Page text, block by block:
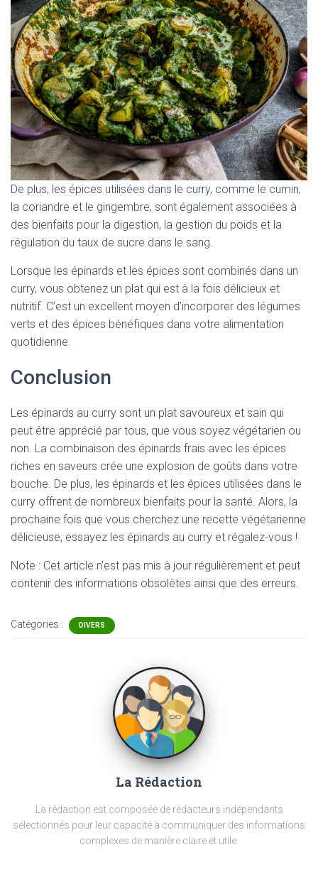
De plus, les épices utilisées dans le curry, comme le cumin,
la coriandre et le gingembre, sont également associées à
des bienfaits pour la digestion, la gestion du poids et la
régulation du taux de sucre dans le sang.
Lorsque les épinards et les épices sont combinés dans un
curry, vous obtenez un plat qui est à la fois délicieux et
nutritif. C’est un excellent moyen d’incorporer des légumes
verts et des épices bénéfiques dans votre alimentation
quotidienne.
Conclusion
Les épinards au curry sont un plat savoureux et sain qui
peut être apprécié par tous, que vous soyez végétarien ou
non. La combinaison des épinards frais avec les épices
riches en saveurs crée une explosion de goûts dans votre
bouche. De plus, les épinards et les épices utilisées dans le
curry offrent de nombreux bienfaits pour la santé. Alors, la
prochaine fois que vous cherchez une recette végétarienne
délicieuse, essayez les épinards au curry et régalez-vous !
Note : Cet article n'est pas mis à jour régulièrement et peut
contenir des informations obsolètes ainsi que des erreurs.
Catégories : DIVERS
La Rédaction
La rédaction est composée de rédacteurs indépendants
sélectionnés pour leur capacité à communiquer des informations
complexes de manière claire et utile.